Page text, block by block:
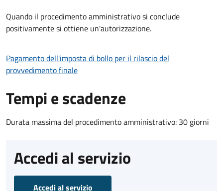
Quando il procedimento amministrativo si conclude
positivamente si ottiene un'autorizzazione.
Pagamento dell'imposta di bollo per il rilascio del
provvedimento finale
Tempi e scadenze
Durata massima del procedimento amministrativo: 30 giorni
Accedi al servizio
Accedi al servizio